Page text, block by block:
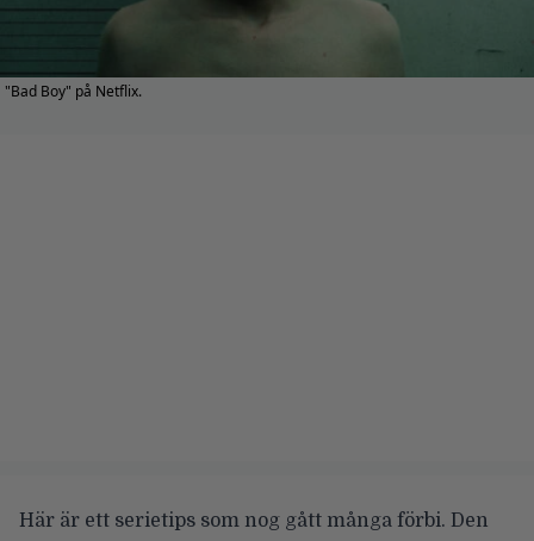
"Bad Boy" på Netflix.
Här är ett serietips som nog gått många förbi. Den